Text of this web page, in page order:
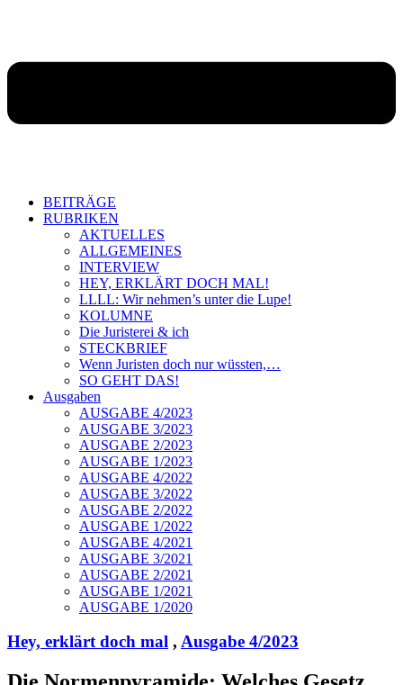
BEITRÄGE
RUBRIKEN
AKTUELLES
ALLGEMEINES
INTERVIEW
HEY, ERKLÄRT DOCH MAL!
LLLL: Wir nehmen’s unter die Lupe!
KOLUMNE
Die Juristerei & ich
STECKBRIEF
Wenn Juristen doch nur wüssten,…
SO GEHT DAS!
Ausgaben
AUSGABE 4/2023
AUSGABE 3/2023
AUSGABE 2/2023
AUSGABE 1/2023
AUSGABE 4/2022
AUSGABE 3/2022
AUSGABE 2/2022
AUSGABE 1/2022
AUSGABE 4/2021
AUSGABE 3/2021
AUSGABE 2/2021
AUSGABE 1/2021
AUSGABE 1/2020
Hey, erklärt doch mal , Ausgabe 4/2023